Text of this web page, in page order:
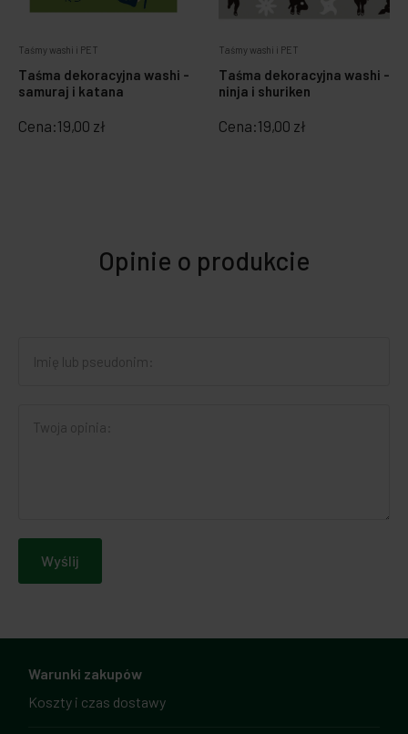
Taśmy washi i PET
Taśma dekoracyjna washi -
samuraj i katana
Cena:19,00 zł
Taśmy washi i PET
Taśma dekoracyjna washi -
ninja i shuriken
Cena:19,00 zł
Opinie o produkcie
Wyślij
Warunki zakupów
Koszty i czas dostawy